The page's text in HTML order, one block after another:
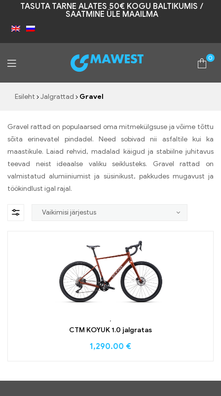
TASUTA TARNE ALATES 50€ KOGU BALTIKUMIS /
SAATMINE ÜLE MAAILMA
Mawest
0
Esileht Jalgrattad Gravel
Gravel rattad on populaarsed oma mitmekülgsuse ja võime tõttu
sõita erinevatel pindadel. Need sobivad nii asfaltile kui ka
maastikule. Laiad rehvid, madalad käigud ja stabiilne juhitavus
teevad neist ideaalse valiku seiklusteks. Gravel rattad on
valmistatud alumiiniumist ja süsinikust, pakkudes mugavust ja
töökindlust igal rajal.
,
CTM KOYUK 1.0 jalgratas
1,290.00 €